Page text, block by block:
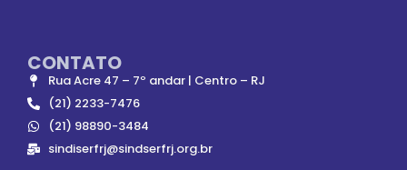
CONTATO
Rua Acre 47 – 7º andar | Centro – RJ
(21) 2233-7476
(21) 98890-3484
sindiserfrj@sindserfrj.org.br